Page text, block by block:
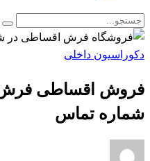
دکوراسیون داخلی
فروش اقساطی فرش
شماره تماس